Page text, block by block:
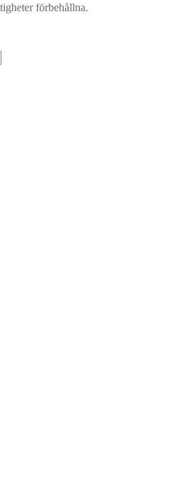
förbehållna.